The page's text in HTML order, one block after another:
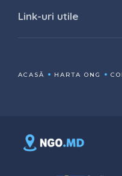
Link-uri utile
ACASĂ HARTA ONG